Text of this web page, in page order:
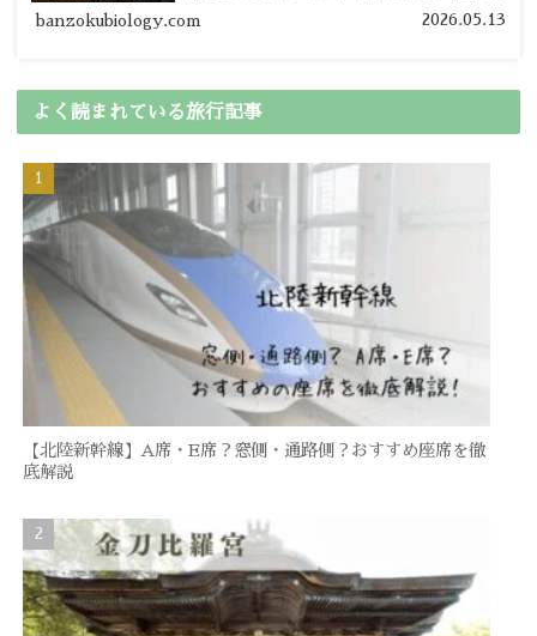
banzokubiology.com 2026.05.13
よく読まれている旅行記事
【北陸新幹線】A席・E席？窓側・通路側？おすすめ座席を徹
底解説